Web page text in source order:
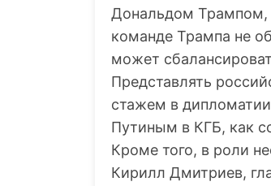
Дональдом Трампом,
команде Трампа не
может
Представлять
стажем в
Путиным в КГБ, как
Кроме того, в роли
Кирилл Дмитриев,